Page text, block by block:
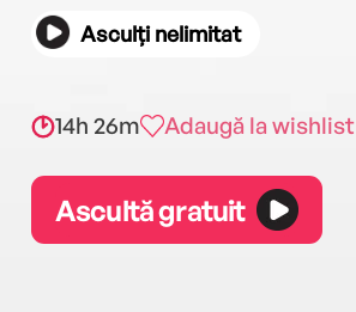
Asculți nelimitat
14h 26m Adaugă la wishlist
Ascultă gratuit